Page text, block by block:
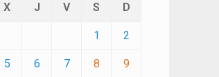
X J V S D
1 2
5 6 7 8 9